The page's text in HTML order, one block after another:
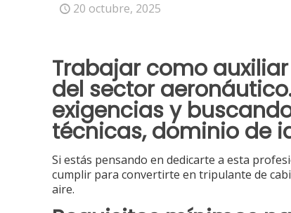
20 octubre, 2025
Trabajar como
del sector
exigencias y
técnicas, dominio de
Si estás pensando en dedicarte a esta
cumplir para convertirte en tripulante de
aire.